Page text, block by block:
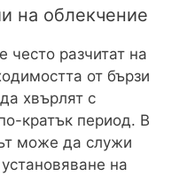
на облекчение
често разчитат на
от бързи
хвърлят с
кратък период. В
може да служи
на